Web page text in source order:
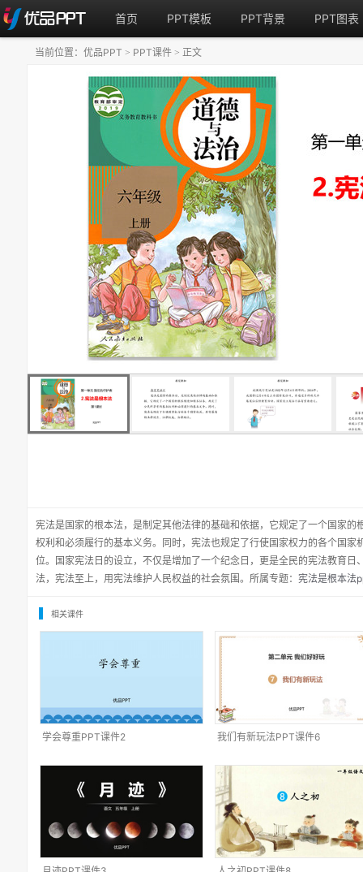
首页 PPT模板 PPT背景 PPT图表
宪法是国家的根本法，是制定其他法律的基础和依据，它规定了一个国家
权利和必须履行的基本义务。同时，宪法也规定了行使国家权力的各个国
位。国家宪法日的设立，不仅是增加了一个纪念日，更是全民的宪法教育
法，宪法至上，用宪法维护人民权益的社会氛围。所属专题： 宪法是根本法
当前位置： 优品PPT > PPT课件 > 正文
相关课件
学会尊重PPT课件2 我们有新玩法PPT课件6